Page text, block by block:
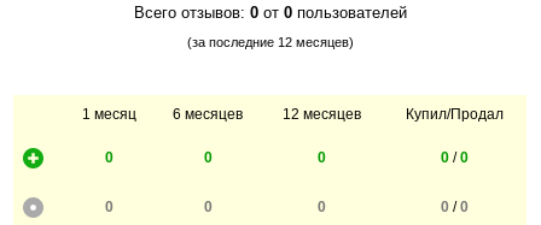
Всего отзывов: 0 от 0 пользователей
(за последние 12 месяцев)
1 месяц 6 месяцев 12 месяцев Купил/Продал
0 0 0 0/0
0 0 0 0/0